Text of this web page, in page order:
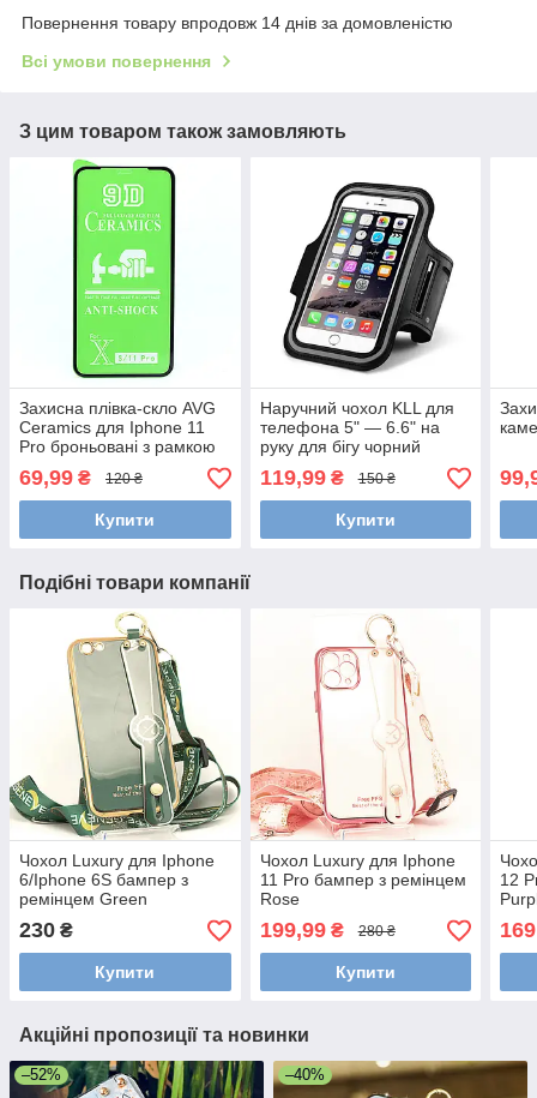
Повернення товару впродовж 14 днів за домовленістю
Всі умови повернення
З цим товаром також замовляють
Захисна плівка-скло AVG
Ceramics для Iphone 11
Pro броньовані з рамкою
Black
69,99 ₴ 120 ₴
Купити
Наручний чохол KLL для
телефона 5" — 6.6" на
руку для бігу чорний
119,99₴ 150 ₴
Купити
Подібні товари компанії
Чохол Luxury для Iphone
6/Iphone 6S бампер з
ремінцем Green
230 ₴
Купити
Чохол Luxury для Iphone
11 Pro бампер з ремінцем
Rose
199,99₴ 280 ₴
Купити
12
Акційні пропозиції та новинки
–52% –40%